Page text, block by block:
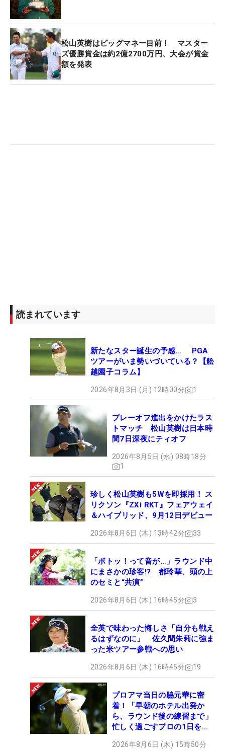
て出場権を獲得した。再び訪れたオーガスタでも3
日目まで我慢のゴルフを続けて27位タイにつけて史
上初の2年連続ローアマチュア目前。ところが…。
最終日にパッティングを見失い痛恨の「80」。54位
タイに終わり、ローアマチュアを逃す結果となっ
た。涙を流し、悔しさを胸に刻んだ松山はここにま
松山英樹はビッグマネー目前！ マスター
ズ優勝賞金は約2億2700万円、大会が賞金
額を発表
読まれています
新たなスター誕生の予感… PGA
ツアーがいま勢いづいている？【舩
越園子コラム】
2026年8月3日 (月) 12時00分 1
プレーオフ進出をかけたラス
トマッチ 松山英樹は日本時
間7日深夜にティオフ
2026年8月5日 (水) 08時18分
1
珍しく松山英樹も5Wを即採用！ ス
リクソン『ZXi RKT』フェアウェイ
＆ハイブリッド、9月12日デビュー
2026年8月6日 (木) 13時42分 33
「ボトッ！って音が…」ラウンド中
にまさかの珍客!? 都玲華、頭の上
のセミと“共演”
2026年8月6日 (木) 16時45分 3
全英で味わった悔しさ「自分も戦え
るはずなのに」 佐久間朱莉に強ま
った米ツアー参戦への思い
2026年8月6日 (木) 16時45分 19
プロアマ当日の脇元華に密
着！「早朝のホテル出発か
ら、ラウンド後の練習まで」
忙しく過ごすプロの1日を公
2026年8月6日 (木) 15時50分